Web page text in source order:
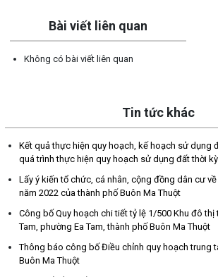
Bài viết liên quan
Không có bài viết liên quan
Tin tức khác
Kết quả thực hiện quy hoạch, kế hoạch sử dụng
quá trình thực hiện quy hoạch sử dụng đất thời
Lấy ý kiến tổ chức, cá nhân, cộng đồng dân cư
năm 2022 của thành phố Buôn Ma Thuột
Công bố Quy hoạch chi tiết tỷ lệ 1/500 Khu đô thị
Tam, phường Ea Tam, thành phố Buôn Ma Thuột
Thông báo công bố Điều chỉnh quy hoạch trung
Buôn Ma Thuột